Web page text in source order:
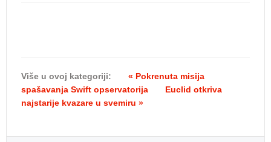
Više u ovoj kategoriji:
« Pokrenuta misija
spašavanja Swift opservatorija
Euclid otkriva
najstarije kvazare u svemiru »